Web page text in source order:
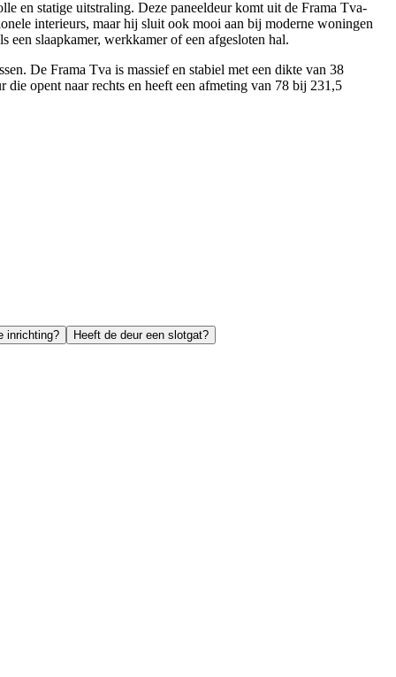
en statige uitstraling. Deze paneeldeur komt uit de Frama Tva-
interieurs, maar hij sluit ook mooi aan bij moderne woningen
slaapkamer, werkkamer of een afgesloten hal.
De Frama Tva is massief en stabiel met een dikte van 38
opent naar rechts en heeft een afmeting van 78 bij 231,5
inrichting? Heeft de deur een slotgat?